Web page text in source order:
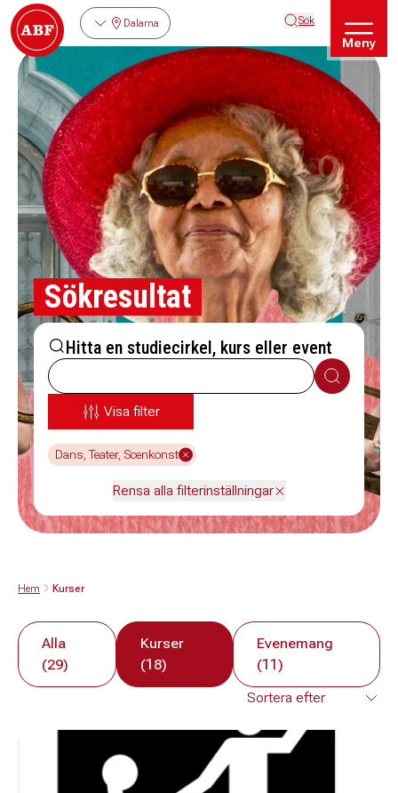
Dalarna Sök
Meny
Sökresultat
Hitta en studiecirkel, kurs eller event
Sök
Visa filter
Dans, Teater, Scenkonst
Rensa alla filterinställningar
Hem Kurser
Alla
(29)
Kurser
(18)
Evenemang
(11)